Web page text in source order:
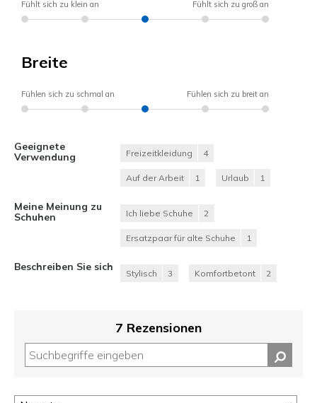
Fühlt sich zu klein an Fühlt sich zu groß an
Breite
Fühlen sich zu schmal an Fühlen sich zu breit an
Geeignete
Verwendung
Freizeitkleidung 4
Auf der Arbeit 1 Urlaub 1
Meine Meinung zu
Schuhen
Ich liebe Schuhe 2
Ersatzpaar für alte Schuhe 1
Beschreiben Sie sich
Stylisch 3 Komfortbetont 2
7 Rezensionen